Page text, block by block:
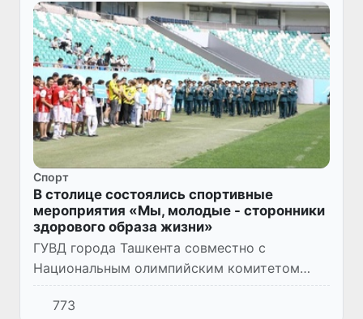
Спорт
В столице состоялись спортивные
мероприятия «Мы, молодые - сторонники
здорового образа жизни»
ГУВД города Ташкента совместно с
Национальным олимпийским комитетом
Республики Узбекистан организовали и
провели спортивные мероприятия под
773